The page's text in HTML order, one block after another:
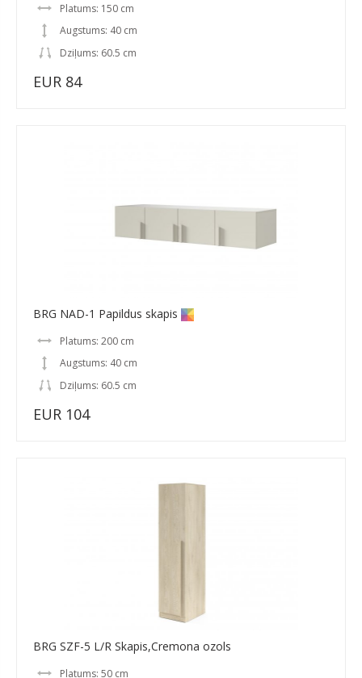
Platums: 150 cm
Augstums: 40 cm
Dziļums: 60.5 cm
EUR 84
BRG NAD-1 Papildus skapis
Platums: 200 cm
Augstums: 40 cm
Dziļums: 60.5 cm
EUR 104
BRG SZF-5 L/R Skapis,Cremona ozols
Platums: 50 cm